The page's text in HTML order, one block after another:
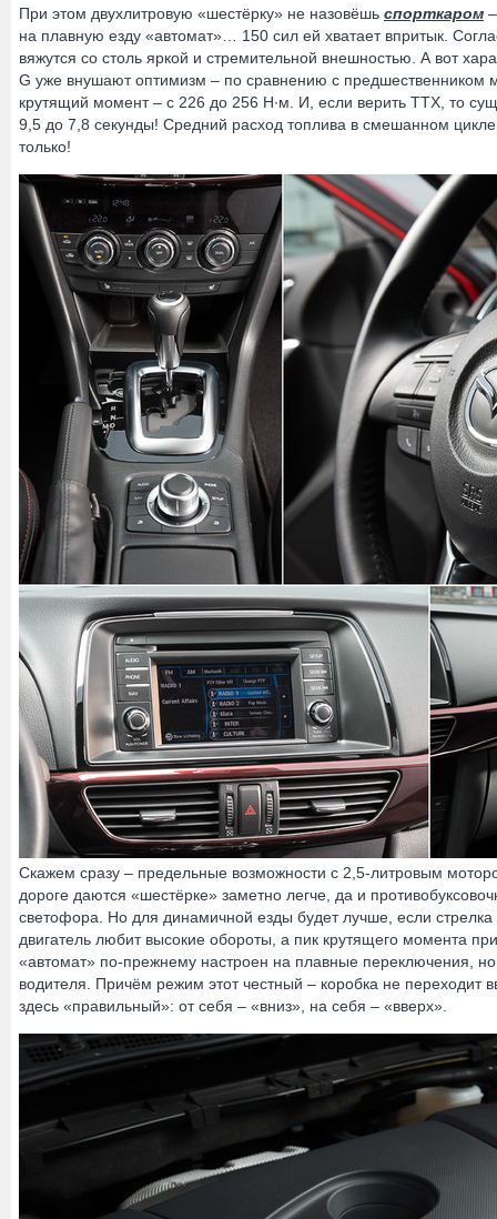
При этом двухлитровую «шестёрку» не назовёшь спорткаром
на плавную езду «автомат»… 150 сил ей хватает впритык.
вяжутся со столь яркой и стремительной внешностью. А вот
G уже внушают оптимизм – по сравнению с
крутящий момент – с 226 до 256 Н∙м. И, если верить ТТХ, то
9,5 до 7,8 секунды! Средний расход топлива в смешанном
только!
Скажем сразу – предельные возможности с 2,5-литровым
дороге даются «шестёрке» заметно легче, да и
светофора. Но для динамичной езды будет лучше, если
двигатель любит высокие обороты, а пик крутящего момента
«автомат» по-прежнему настроен на плавные переключения,
водителя. Причём режим этот честный – коробка не переходит
здесь «правильный»: от себя – «вниз», на себя – «вверх».